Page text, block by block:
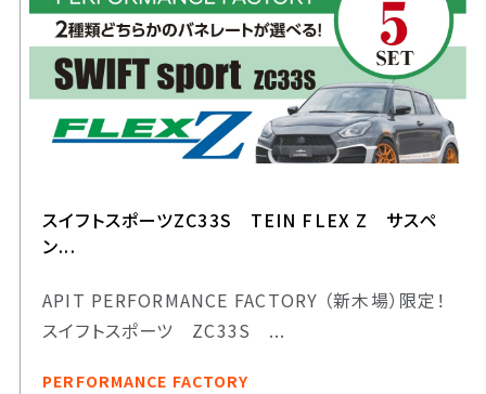
スイフトスポーツZC33S TEIN FLEX Z サスペ
ン...
APIT PERFORMANCE FACTORY （新木場）限定！
スイフトスポーツ ZC33S ...
PERFORMANCE FACTORY